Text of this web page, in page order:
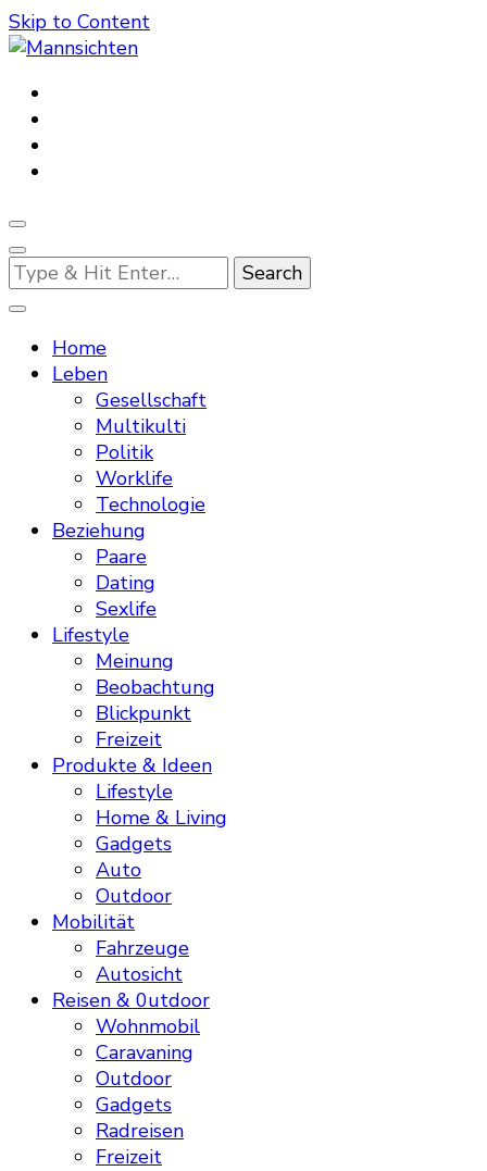
Skip to Content
Mannsichten
Was Männer wollen. Was Männer denken.
Looking
for
Something?
Home
Leben
Gesellschaft
Multikulti
Politik
Worklife
Technologie
Beziehung
Paare
Dating
Sexlife
Lifestyle
Meinung
Beobachtung
Blickpunkt
Freizeit
Produkte & Ideen
Lifestyle
Home & Living
Gadgets
Auto
Outdoor
Mobilität
Fahrzeuge
Autosicht
Reisen & 0utdoor
Wohnmobil
Caravaning
Outdoor
Gadgets
Radreisen
Freizeit